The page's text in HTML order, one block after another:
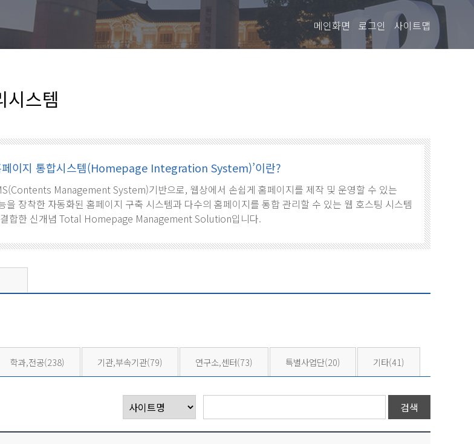
메인화면 로그인 사이트맵
시스템
페이지 통합시스템(Homepage Integration System)’이란?
Management System)기반으로, 웹상에서 손쉽게 홈페이지를 제작 및 운영할 수 있는
을 장착한 자동화된 홈페이지 구축 시스템과 다수의 홈페이지를 통합 관리할 수 있는 웹 호스팅 시스템
합한 신개념 Total Homepage Management Solution입니다.
학과,전공(238) 기관,부속기관(79) 연구소,센터(73) 특별사업단(20) 기타(41)